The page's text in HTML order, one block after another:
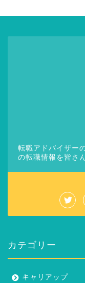
転職アドバイザー
の転職情報を皆さ
カテゴリー
キャリアップ